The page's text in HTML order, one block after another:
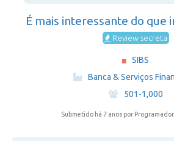
É mais interessante do que
Review secreta
SIBS
Banca & Serviços
·
501-1,000
Submetido há 7 anos por